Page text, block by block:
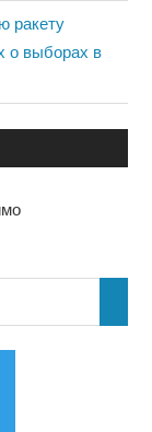
ракету
о выборах в